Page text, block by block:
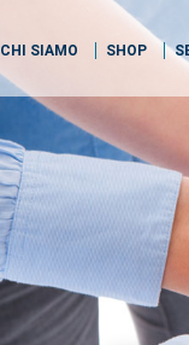
CHI SIAMO SHOP